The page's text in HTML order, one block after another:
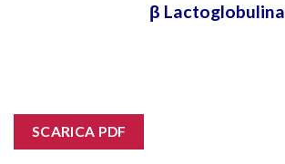
β Lactoglobulina
SCARICA PDF